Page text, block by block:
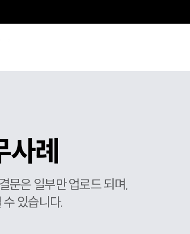
례
문은 일부만 업로드 되며,
있습니다.